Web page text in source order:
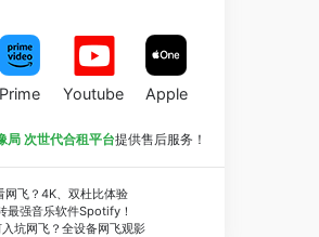
Prime Youtube Apple
局 次世代合租平台提供售后服务！
网飞？4K、双杜比体验
最强音乐软件Spotify！
坑网飞？全设备网飞观影